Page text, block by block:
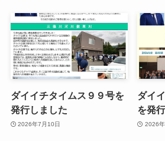
ダイイチタイムス９９号を
発行しました
2026年7月10日
ダイ
を発
2026